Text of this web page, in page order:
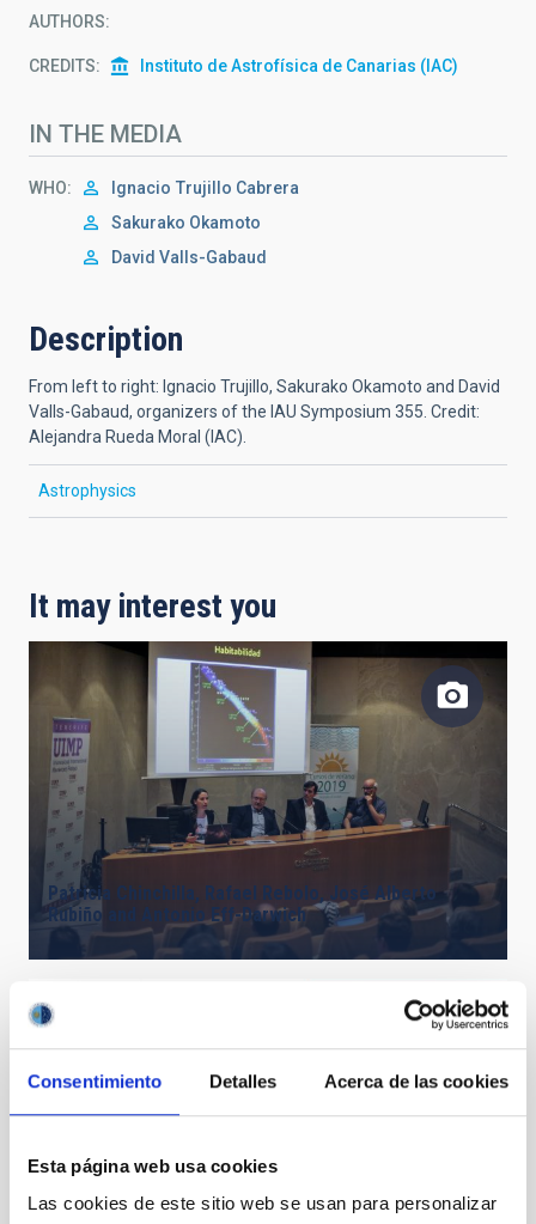
Consentimiento Detalles Acerca de las cookies
Esta página web usa cookies
Las cookies de este sitio web se usan para personalizar
AUTHORS
CREDITS Instituto de Astrofísica de Canarias (IAC)
IN THE MEDIA
WHO Ignacio Trujillo Cabrera
Sakurako Okamoto
David Valls-Gabaud
Description
From left to right: Ignacio Trujillo, Sakurako Okamoto and David
Valls-Gabaud, organizers of the IAU Symposium 355. Credit:
Alejandra Rueda Moral (IAC).
Astrophysics
It may interest you
Patricia Chinchilla, Rafael Rebolo, José Alberto
Rubiño and Antonio Eff-Darwich
Rare pair of interacting dwarf galaxies observed by
the CAVITY project